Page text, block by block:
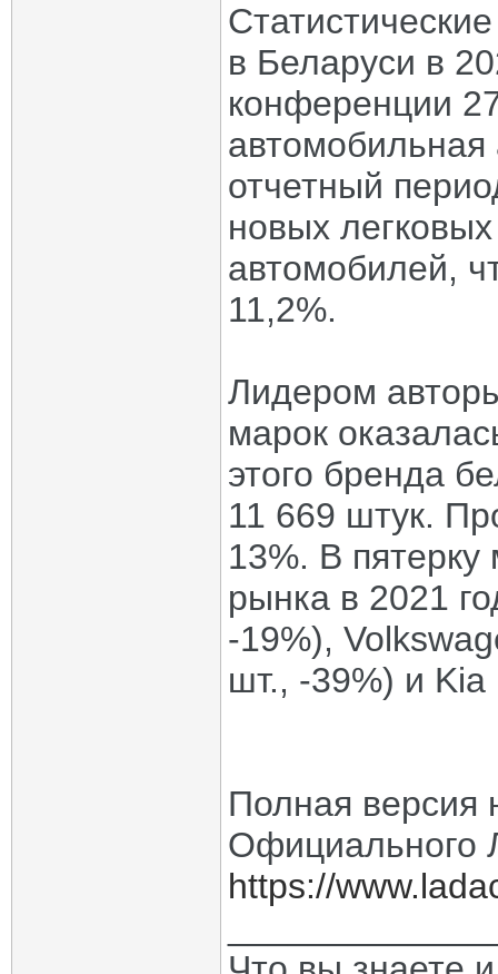
в Беларуси в
конференции
отчетный
новых
автомобилей,
11,2%.
Лидером
марок
этого бренда
11 669 штук.
13%. В пятерку
рынка в 2021
-19%),
шт., -39%) и
Полная версия
Официального
https://